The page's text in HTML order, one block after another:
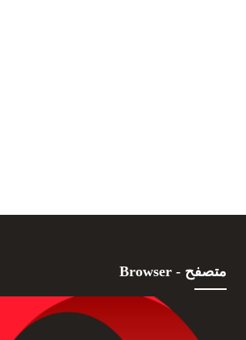
متصفح - Browser